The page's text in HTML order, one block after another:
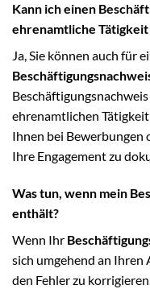
Kann ich einen
ehrenamtliche
Ja, Sie können auch für
ehrenamtlichen
Ihnen bei Bewerbungen
Ihre Engagement zu
Was tun, wenn mein
enthält?
Wenn Ihr
sich umgehend an
den Fehler zu